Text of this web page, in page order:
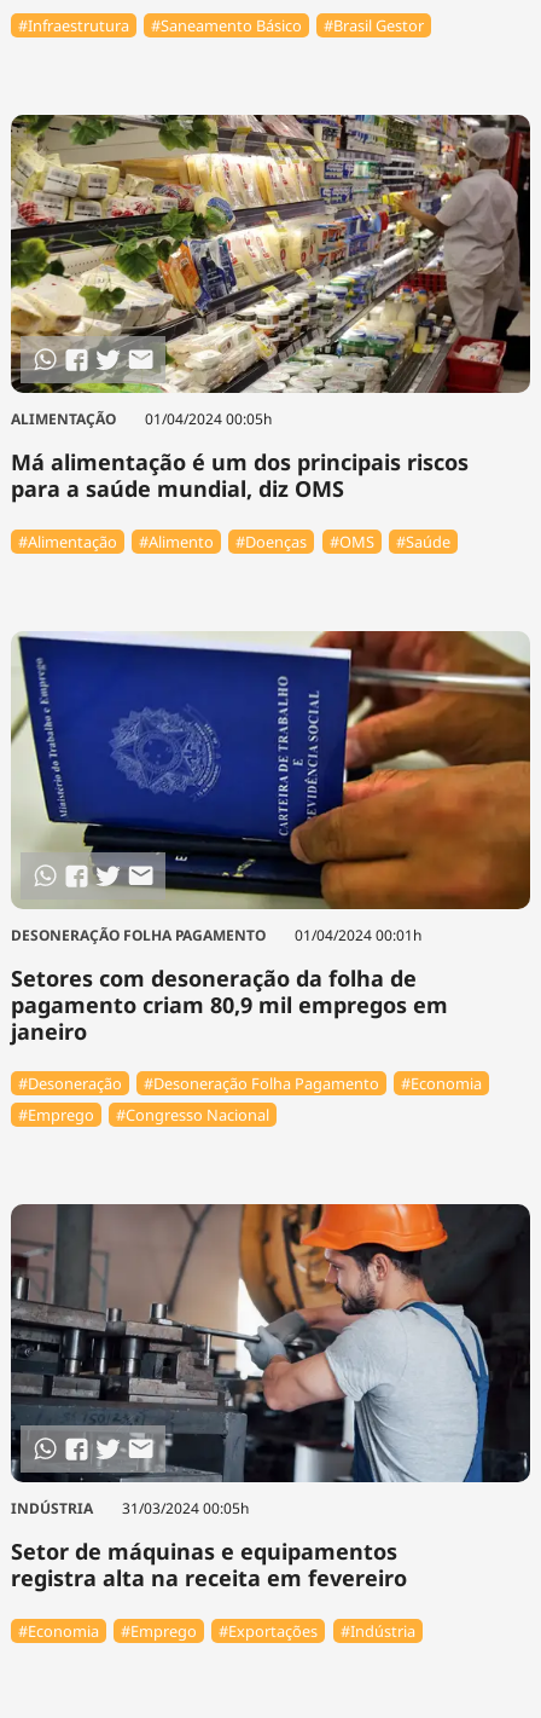
#Infraestrutura #Saneamento Básico #Brasil Gestor
ALIMENTAÇÃO 01/04/2024 00:05h
Má alimentação é um dos principais riscos
para a saúde mundial, diz OMS
#Alimentação #Alimento #Doenças #OMS #Saúde
DESONERAÇÃO FOLHA PAGAMENTO 01/04/2024 00:01h
Setores com desoneração da folha de
pagamento criam 80,9 mil empregos em
janeiro
#Desoneração #Desoneração Folha Pagamento
#Economia
#Emprego
#Congresso Nacional
INDÚSTRIA 31/03/2024 00:05h
Setor de máquinas e equipamentos
registra alta na receita em fevereiro
#Economia #Emprego #Exportações #Indústria